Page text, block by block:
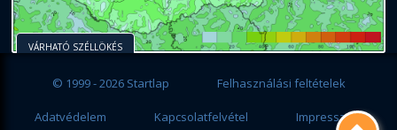
VÁRHATÓ SZÉLLÖKÉS
© 1999 - 2026 Startlap Felhasználási feltételek
Adatvédelem Kapcsolatfelvétel Impresszum